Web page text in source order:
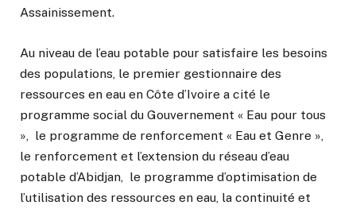
Assainissement.
Au niveau de l’eau potable pour satisfaire les besoins
des populations, le premier gestionnaire des
ressources en eau en Côte d’Ivoire a cité le
programme social du Gouvernement « Eau pour tous
», le programme de renforcement « Eau et Genre »,
le renforcement et l’extension du réseau d’eau
potable d’Abidjan, le programme d’optimisation de
l’utilisation des ressources en eau, la continuité et